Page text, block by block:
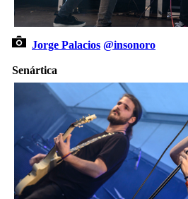
Jorge Palacios @insonoro
Senártica